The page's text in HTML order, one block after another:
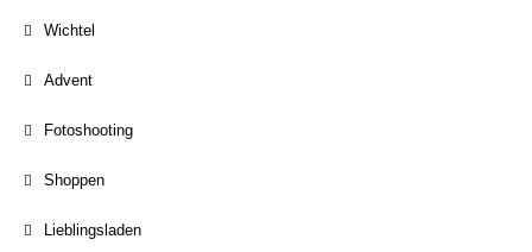
Wichtel
Advent
Fotoshooting
Shoppen
Lieblingsladen